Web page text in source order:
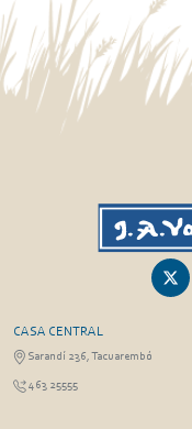
CASA CENTRAL
Sarandí 236, Tacuarembó
463 25555